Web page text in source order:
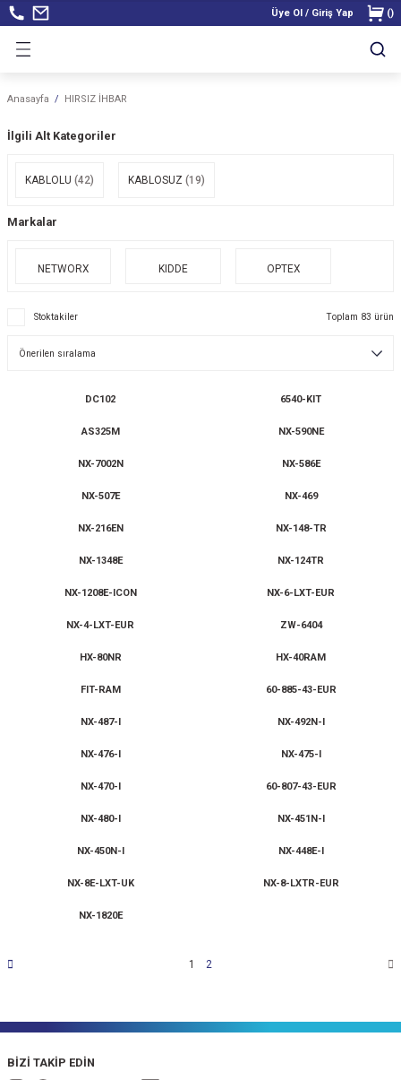
Üye Ol / Giriş Yap ()
Anasayfa HIRSIZ İHBAR
İlgili Alt Kategoriler
KABLOLU (42) KABLOSUZ (19)
Markalar
NETWORX KIDDE OPTEX
Stoktakiler Toplam 83 ürün
DC102 6540-KIT
AS325M NX-590NE
NX-7002N NX-586E
NX-507E NX-469
NX-216EN NX-148-TR
NX-1348E NX-124TR
NX-1208E-ICON NX-6-LXT-EUR
NX-4-LXT-EUR ZW-6404
HX-80NR HX-40RAM
FIT-RAM 60-885-43-EUR
NX-487-I NX-492N-I
NX-476-I NX-475-I
NX-470-I 60-807-43-EUR
NX-480-I NX-451N-I
NX-450N-I NX-448E-I
NX-8E-LXT-UK NX-8-LXTR-EUR
NX-1820E
1 2
BİZİ TAKİP EDİN